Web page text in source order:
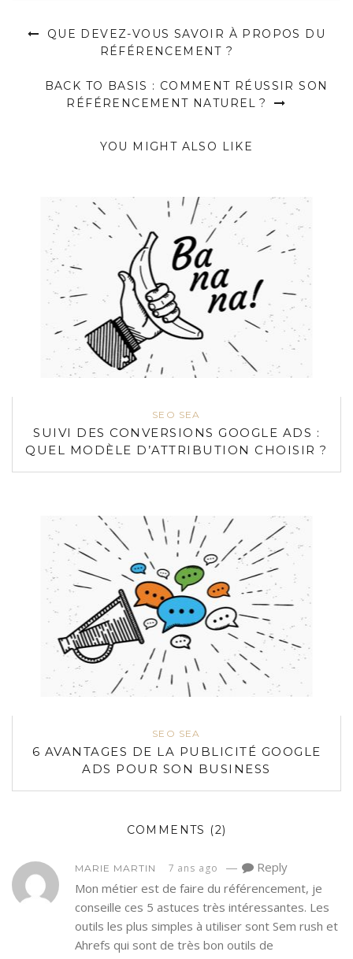
QUE DEVEZ-VOUS SAVOIR À PROPOS DU
RÉFÉRENCEMENT ?
BACK TO BASIS : COMMENT RÉUSSIR SON
RÉFÉRENCEMENT NATUREL ?
YOU MIGHT ALSO LIKE
SEO SEA
SUIVI DES CONVERSIONS GOOGLE ADS :
QUEL MODÈLE D’ATTRIBUTION CHOISIR ?
SEO SEA
6 AVANTAGES DE LA PUBLICITÉ GOOGLE
ADS POUR SON BUSINESS
COMMENTS (2)
MARIE MARTIN 7 ans ago —
Reply
Mon métier est de faire du référencement, je
conseille ces 5 astuces très intéressantes. Les
outils les plus simples à utiliser sont Sem rush et
Ahrefs qui sont de très bon outils de